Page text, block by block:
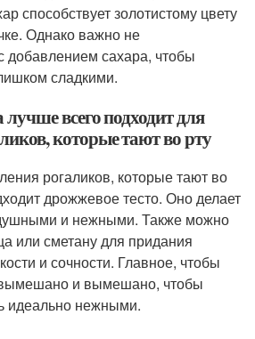
способствует золотистому цвету
Однако важно не
добавлением сахара, чтобы
сладкими.
лучше всего подходит для
которые тают во рту
рогаликов, которые тают во
дрожжевое тесто. Оно делает
и нежными. Также можно
или сметану для придания
и сочности. Главное, чтобы
и вымешано, чтобы
идеально нежными.